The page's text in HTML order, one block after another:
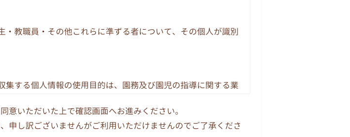
教職員・その他これらに準ずる者について、その個人が識別
する個人情報の使用目的は、園務及び園児の指導に関する業
します。
いただいた上で確認画面へお進みください。
申し訳ございませんがご利用いただけませんのでご了承くださ